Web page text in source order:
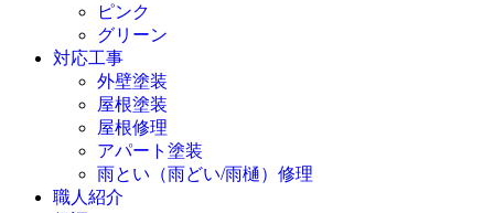
ピンク
グリーン
対応工事
外壁塗装
屋根塗装
屋根修理
アパート塗装
雨とい（雨どい/雨樋）修理
職人紹介